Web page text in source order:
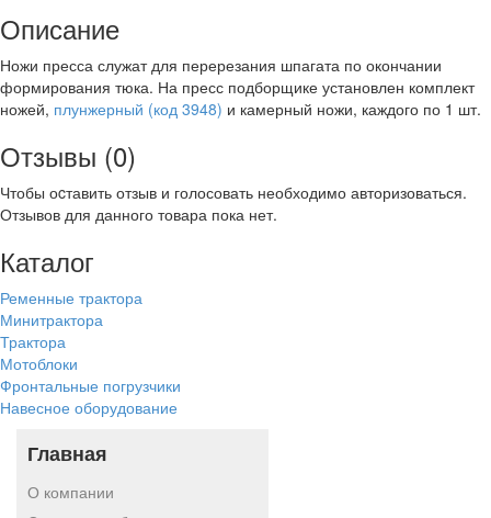
Описание
Ножи пресса служат для перерезания шпагата по окончании
формирования тюка. На пресс подборщике установлен комплект
ножей, плунжерный (код 3948) и камерный ножи, каждого по 1 шт.
Отзывы (0)
Чтобы оcтавить отзыв и голосовать необходимо авторизоваться.
Отзывов для данного товара пока нет.
Каталог
Ременные трактора
Минитрактора
Трактора
Мотоблоки
Фронтальные погрузчики
Навесное оборудование
Главная
О компании